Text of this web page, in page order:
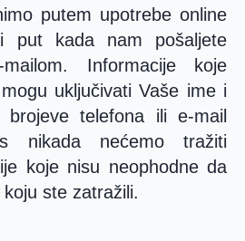
putem upotrebe online
put kada nam pošaljete
Informacije koje
uključivati Vaše ime i
brojeve telefona ili e-mail
nikada nećemo tražiti
koje nisu neophodne da
ste zatražili.